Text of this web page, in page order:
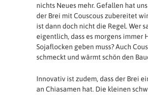
nichts Neues mehr. Gefallen hat uns
der Brei mit Couscous zubereitet
ist dann doch nicht die Regel. Wer
eigentlich, dass es morgens immer
Sojaflocken geben muss? Auch
schmeckt und wärmt schön den
Innovativ ist zudem, dass der Brei
an Chiasamen hat. Die kleinen